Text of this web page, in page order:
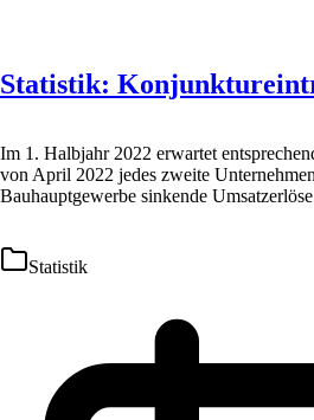
Statistik:
Im 1. Halbjahr 2022 erwartet
von April 2022 jedes zweite
Bauhauptgewerbe sinkende
Statistik